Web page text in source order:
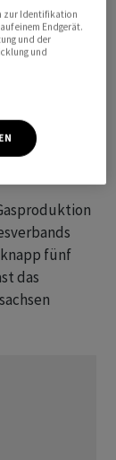
sieben
aus. In
aus Wittau
knapp fünf
das
zur Identifikation
einem Endgerät.
und der
und